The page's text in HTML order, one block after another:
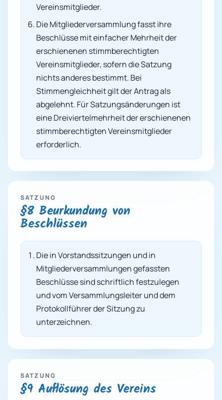
Vereinsmitglieder.
Die Mitgliederversammlung fasst ihre
Beschlüsse mit einfacher Mehrheit der
erschienenen stimmberechtigten
Vereinsmitglieder, sofern die Satzung
nichts anderes bestimmt. Bei
Stimmengleichheit gilt der Antrag als
abgelehnt. Für Satzungsänderungen ist
eine Dreiviertelmehrheit der erschienenen
stimmberechtigten Vereinsmitglieder
erforderlich.
SATZUNG
§8 Beurkundung von
Beschlüssen
Die in Vorstandssitzungen und in
Mitgliederversammlungen gefassten
Beschlüsse sind schriftlich festzulegen
und vom Versammlungsleiter und dem
Protokollführer der Sitzung zu
unterzeichnen.
SATZUNG
§9 Auflösung des Vereins